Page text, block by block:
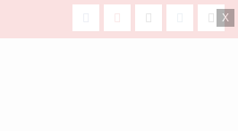
facebookYoutube
X